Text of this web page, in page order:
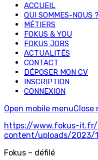
ACCUEIL
QUI SOMMES-NOUS ?
MÉTIERS
FOKUS & YOU
FOKUS JOBS
ACTUALITÉS
CONTACT
DÉPOSER MON CV
INSCRIPTION
CONNEXION
Open mobile menuClose
https://www.fokus-
content/uploads/2023/
Fokus – défilé